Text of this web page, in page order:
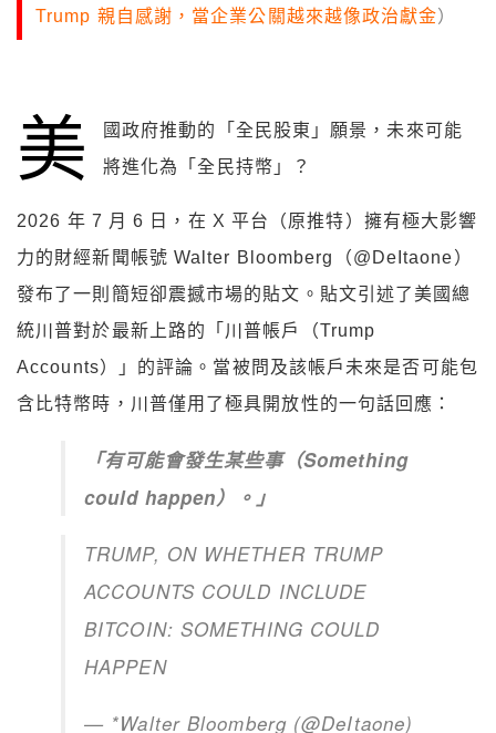
Trump 親自感謝，當企業公關越來越像政治獻金）
美
國政府推動的「全民股東」願景，未來可能
將進化為「全民持幣」？
2026 年 7 月 6 日，在 X 平台（原推特）擁有極大影響
力的財經新聞帳號 Walter Bloomberg（@DeItaone）
發布了一則簡短卻震撼市場的貼文。貼文引述了美國總
統川普對於最新上路的「川普帳戶（Trump
Accounts）」的評論。當被問及該帳戶未來是否可能包
含比特幣時，川普僅用了極具開放性的一句話回應：
「有可能會發生某些事（Something
could happen）。」
TRUMP, ON WHETHER TRUMP
ACCOUNTS COULD INCLUDE
BITCOIN: SOMETHING COULD
HAPPEN
— *Walter Bloomberg (@DeItaone)